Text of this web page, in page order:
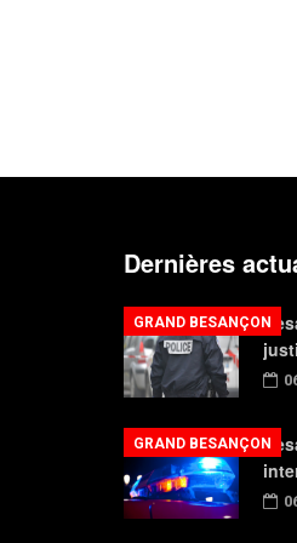
Dernières
GRAND BESANÇON
GRAND BESANÇON